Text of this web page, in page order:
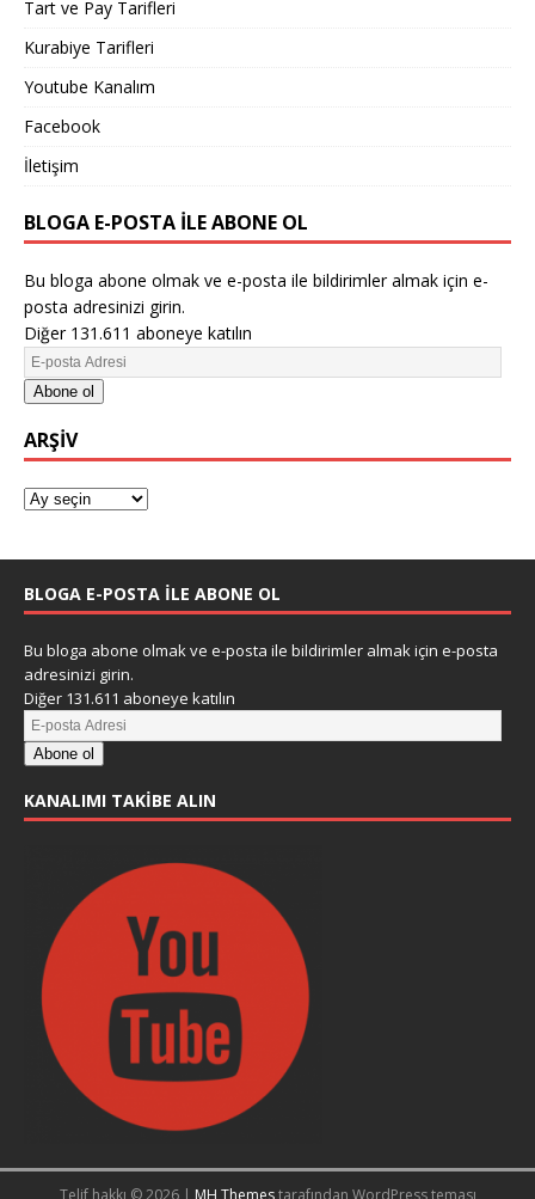
Tart ve Pay Tarifleri
Kurabiye Tarifleri
Youtube Kanalım
Facebook
İletişim
BLOGA E-POSTA ILE ABONE OL
Bu bloga abone olmak ve e-posta ile bildirimler almak için e-
posta adresinizi girin.
Diğer 131.611 aboneye katılın
Abone ol
ARŞIV
BLOGA E-POSTA ILE ABONE OL
Bu bloga abone olmak ve e-posta ile bildirimler almak için e-posta
adresinizi girin.
Diğer 131.611 aboneye katılın
Abone ol
KANALIMI TAKIBE ALIN